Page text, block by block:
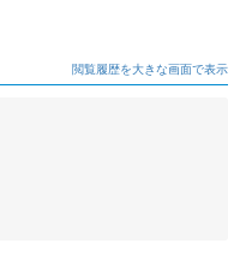
閲覧履歴を大きな画面で表示